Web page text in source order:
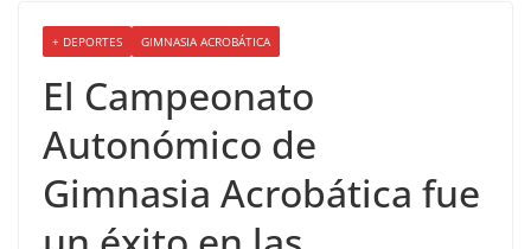
+ DEPORTES GIMNASIA ACROBÁTICA
El Campeonato
Autonómico de
Gimnasia Acrobática fue